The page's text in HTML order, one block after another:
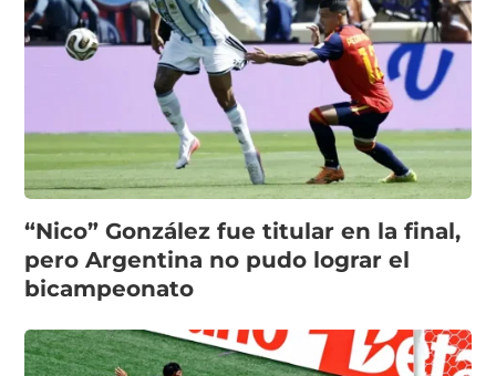
“Nico” González fue titular en la final,
pero Argentina no pudo lograr el
bicampeonato